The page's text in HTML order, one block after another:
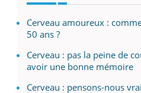
Cerveau amoureux :
50 ans ?
Cerveau : pas la peine de
avoir une bonne mémoire
Cerveau : pensons-nous